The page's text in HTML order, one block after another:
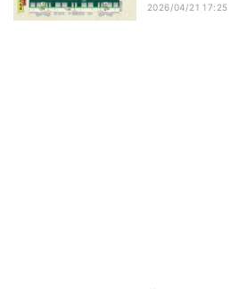
2026/04/21 17:25